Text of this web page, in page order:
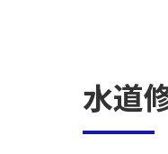
水道